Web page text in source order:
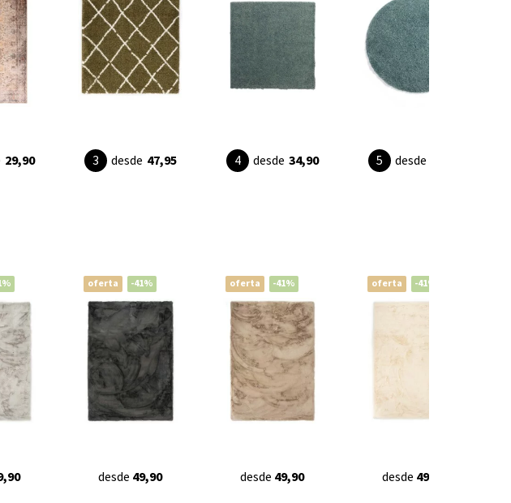
29,90 desde 47,95 desde 34,90 desde
oferta -41%
desde 49,90
oferta -41%
desde 49,90
oferta -41%
desde 49,90